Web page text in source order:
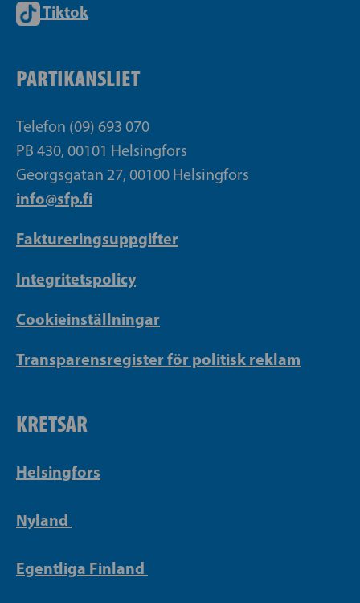
Tiktok
PARTIKANSLIET
Telefon (09) 693 070
PB 430, 00101 Helsingfors
Georgsgatan 27, 00100 Helsingfors
info@sfp.fi
Faktureringsuppgifter
Integritetspolicy
Cookieinställningar
Transparensregister för politisk reklam
KRETSAR
Helsingfors
Nyland
Egentliga Finland